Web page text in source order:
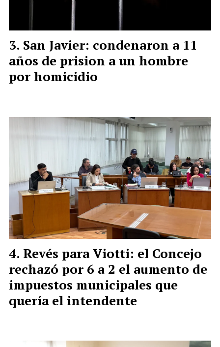
San Javier: condenaron a 11
años de prision a un hombre
por homicidio
Revés para Viotti: el Concejo
rechazó por 6 a 2 el aumento de
impuestos municipales que
quería el intendente